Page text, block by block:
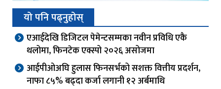
यो पनि पढ्नुहोस्
एआईदेखि डिजिटल पेमेन्टसम्मका नवीन प्रविधि एकै
थलोमा, फिनटेक एक्स्पो २०२६ असोजमा
आईपीओअघि हुलास फिनसर्भको सशक्त वित्तीय प्रदर्शन,
नाफा ८५% बढ्दा कर्जा लगानी १२ अर्बमाथि